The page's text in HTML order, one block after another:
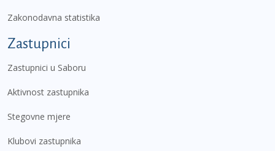
Zakonodavna statistika
Zastupnici
Zastupnici u Saboru
Aktivnost zastupnika
Stegovne mjere
Klubovi zastupnika